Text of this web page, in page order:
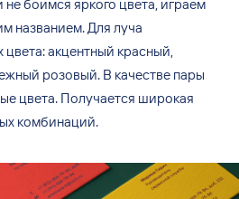
небоимся яркого цвета, играем
названием. Для луча
цвета: акцентный красный,
розовый. В качестве пары
цвета. Получается широкая
комбинаций.